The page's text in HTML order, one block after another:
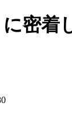
密着